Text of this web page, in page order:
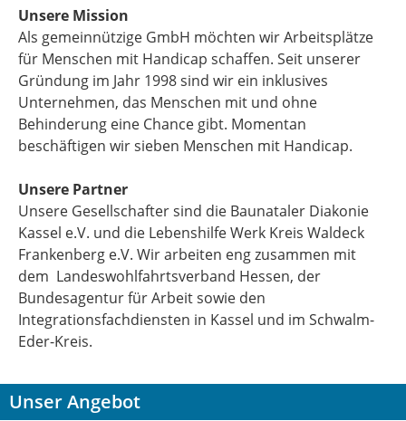
Unsere Mission
Als gemeinnützige GmbH möchten wir Arbeitsplätze
für Menschen mit Handicap schaffen. Seit unserer
Gründung im Jahr 1998 sind wir ein inklusives
Unternehmen, das Menschen mit und ohne
Behinderung eine Chance gibt. Momentan
beschäftigen wir sieben Menschen mit Handicap.
Unsere Partner
Unsere Gesellschafter sind die Baunataler Diakonie
Kassel e.V. und die Lebenshilfe Werk Kreis Waldeck
Frankenberg e.V. Wir arbeiten eng zusammen mit
dem Landeswohlfahrtsverband Hessen, der
Bundesagentur für Arbeit sowie den
Integrationsfachdiensten in Kassel und im Schwalm-
Eder-Kreis.
Unser Angebot